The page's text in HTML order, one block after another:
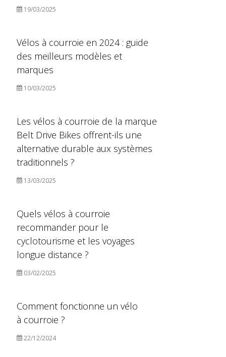
19/03/2025
Vélos à courroie en 2024 : guide
des meilleurs modèles et
marques
10/03/2025
Les vélos à courroie de la marque
Belt Drive Bikes offrent-ils une
alternative durable aux systèmes
traditionnels ?
13/03/2025
Quels vélos à courroie
recommander pour le
cyclotourisme et les voyages
longue distance ?
03/02/2025
Comment fonctionne un vélo
à courroie ?
22/12/2024